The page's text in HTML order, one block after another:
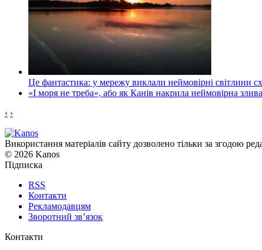
Це фантастика: у мережу виклали неймовірні світлини
«І моря не треба», або як Канів накрила неймовірна
‹ ›
Використання матеріалів сайту дозволено тільки за згодою
© 2026 Kanos
Підписка
RSS
Контакти
Рекламодавцям
Зворотний зв’язок
Контакти